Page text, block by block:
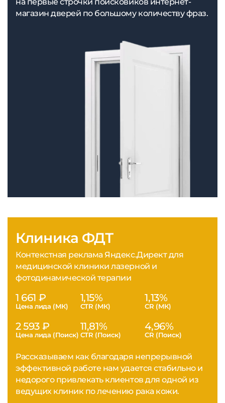
на первые строчки поисковиков интернет-
магазин дверей по большому количеству фраз.
Клиника ФДТ
Контекстная реклама Яндекс.Директ для
медицинской клиники лазерной и
фотодинамической терапии
1 661 ₽
Цена лида (МК)
1,15%
CTR (МК)
1,13%
CR (МК)
2 593 ₽
Цена лида (Поиск)
11,81%
CTR (Поиск)
4,96%
CR (Поиск)
Рассказываем как благодаря непрерывной
эффективной работе нам удается стабильно и
недорого привлекать клиентов для одной из
ведущих клиник по лечению рака кожи.